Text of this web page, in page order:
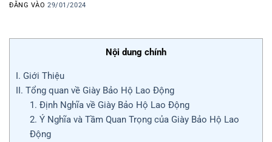
ĐĂNG VÀO29/01/2024
Nội dung chính
I. Giới Thiệu
II. Tổng quan về Giày Bảo Hộ Lao Động
1. Định Nghĩa về Giày Bảo Hộ Lao Động
2. Ý Nghĩa và Tầm Quan Trọng của Giày Bảo Hộ Lao
Động